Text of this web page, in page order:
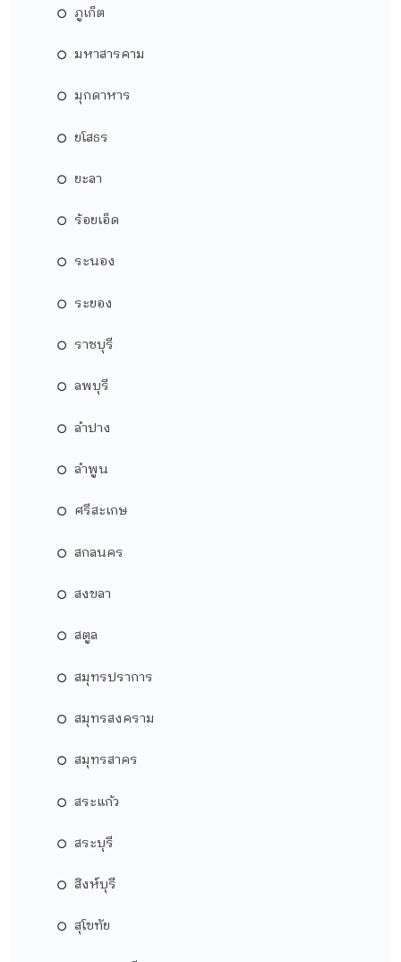
ภูเก็ต
มหาสารคาม
มุกดาหาร
ยโสธร
ยะลา
ร้อยเอ็ด
ระนอง
ระยอง
ราชบุรี
ลพบุรี
ลำปาง
ลำพูน
ศรีสะเกษ
สกลนคร
สงขลา
สตูล
สมุทรปราการ
สมุทรสงคราม
สมุทรสาคร
สระแก้ว
สระบุรี
สิงห์บุรี
สุโขทัย